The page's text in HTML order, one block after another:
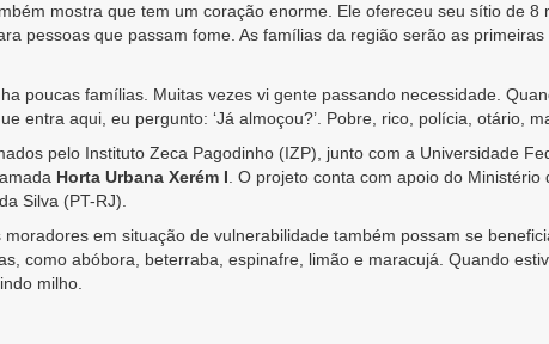
mostra que tem um coração enorme. Ele ofereceu seu sítio de 8
pessoas que passam fome. As famílias da região serão as
poucas famílias. Muitas vezes vi gente passando necessidade.
entra aqui, eu pergunto: ‘Já almoçou?’. Pobre, rico, polícia, otário,
pelo Instituto Zeca Pagodinho (IZP), junto com a Universidade
Horta Urbana Xerém I . O projeto conta com apoio do
Silva (PT-RJ).
em situação de vulnerabilidade também possam se
como abóbora, beterraba, espinafre, limão e maracujá. Quando
milho.